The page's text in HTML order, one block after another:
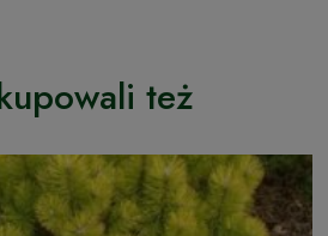
też